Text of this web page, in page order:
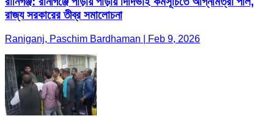
রাজ্য সরকারের তীব্র সমালোচনা
Raniganj, Paschim Bardhaman | Feb 9, 2026